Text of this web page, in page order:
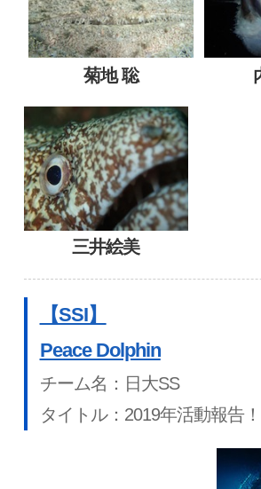
菊地 聡
三井絵美
【SSI】
Peace Dolphin
チーム名：日大SS
タイトル：2019年活動報告！